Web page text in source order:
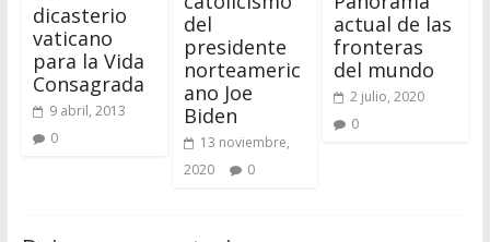
dicasterio
vaticano
para la Vida
Consagrada
9 abril, 2013
0
del
presidente
norteameric
ano Joe
Biden
13 noviembre,
2020
0
actual de las
fronteras
del mundo
2 julio, 2020
0